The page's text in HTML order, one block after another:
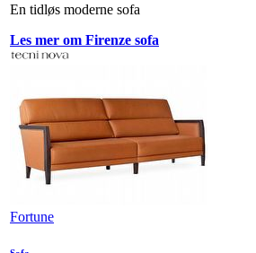
En tidløs moderne sofa
Les mer om Firenze sofa
Fortune